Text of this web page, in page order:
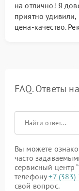
на отлично! Я
приятно
цена-качество.
FAQ. Ответы
Вы можете
часто
сервисный центр
телефону+7
свой вопрос.